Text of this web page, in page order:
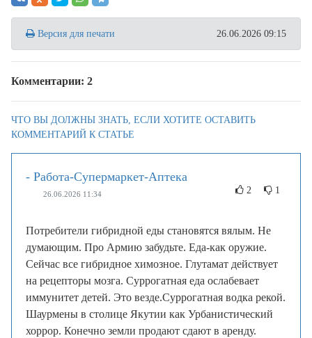
Версия для печати 26.06.2026 09:15
Комментарии: 2
ЧТО ВЫ ДОЛЖНЫ ЗНАТЬ, ЕСЛИ ХОТИТЕ ОСТАВИТЬ
КОММЕНТАРИЙ К СТАТЬЕ
- Работа-Супермаркет-Аптека
26.06.2026 11:34 2 1
Потребители гибридной еды становятся вялым. Не
думающим. Про Армию забудьте. Еда-как оружие.
Сейчас все гибридное химозное. Глутамат действует
на рецепторы мозга. Суррогатная еда ослабевает
иммунитет детей. Это везде.Суррогатная водка рекой.
Шаурмены в столице Якутии как Урбанистический
хоррор. Конечно земли продают сдают в аренду.